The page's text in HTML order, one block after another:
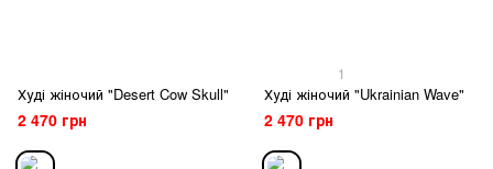
Худі жіночий "Desert Cow Skull"
2 470 грн
1
Худі жіночий "Ukrainian Wave"
2 470 грн